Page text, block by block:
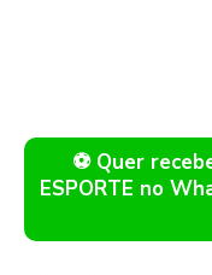
⚽ Quer
ESPORTE no